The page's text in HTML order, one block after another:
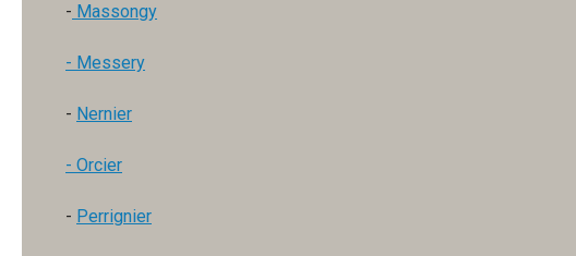
- Massongy
- Messery
- Nernier
- Orcier
- Perrignier